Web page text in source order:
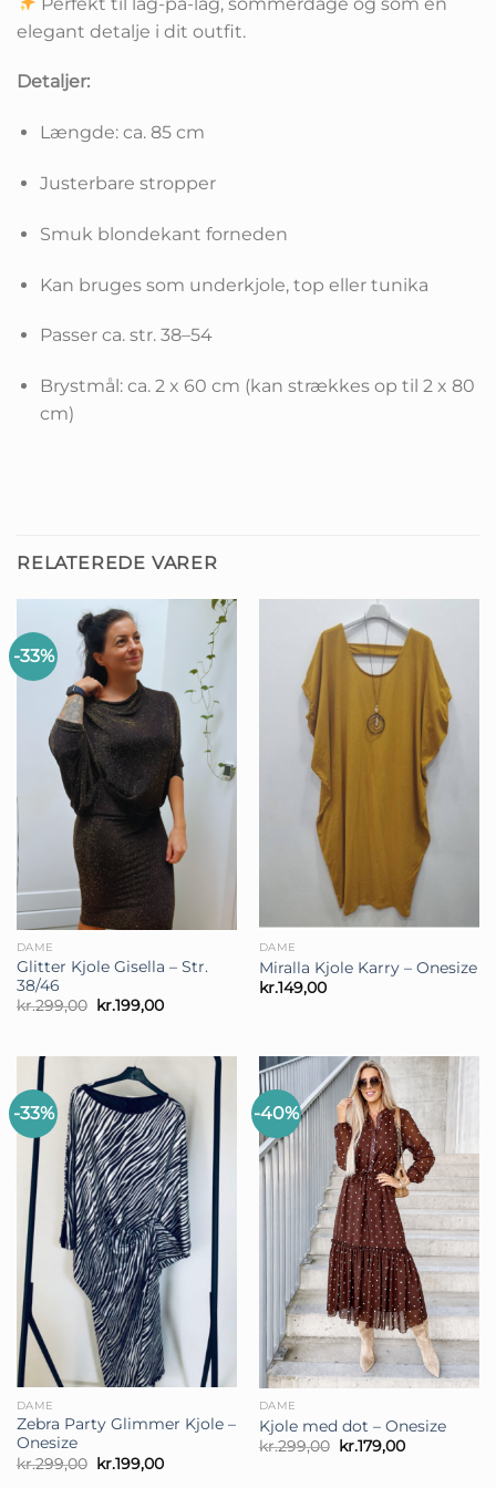
elegant detalje i dit outfit.
Detaljer:
Længde: ca. 85 cm
Justerbare stropper
Smuk blondekant forneden
Kan bruges som underkjole, top eller tunika
Passer ca. str. 38–54
Brystmål: ca. 2 x 60 cm (kan strækkes op til 2 x 80
cm)
RELATEREDE VARER
-33%
DAME
Glitter Kjole Gisella – Str.
38/46
kr.299,00 Den
oprindelige
kr.299,00.
kr.199,00Den
kr.199,00.
DAME
Miralla Kjole Karry – Onesize
kr.149,00
-33%
DAME
Zebra Party Glimmer Kjole –
Onesize
kr.299,00 Den
oprindelige
kr.199,00Den
-40%
DAME
Kjole med dot – Onesize
kr.299,00 Den
oprindelige
kr.179,00Den